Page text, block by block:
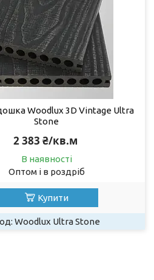
Woodlux 3D Vintage Ultra
Stone
2 383 ₴/кв.м
В наявності
Оптом і в роздріб
Купити
Woodlux Ultra Stone